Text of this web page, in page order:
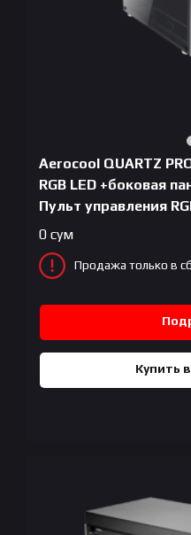
Aerocool QUARTZ
RGB LED +боковая
Пульт управления
0 сум
Продажа только в
Купить